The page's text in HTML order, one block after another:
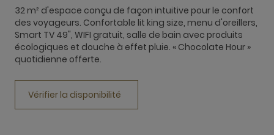
32 m² d'espace conçu de façon intuitive pour le confort
des voyageurs. Confortable lit king size, menu d'oreillers,
Smart TV 49", WIFI gratuit, salle de bain avec produits
écologiques et douche à effet pluie. « Chocolate Hour »
quotidienne offerte.
Vérifier la disponibilité